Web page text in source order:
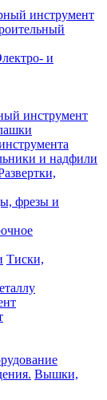
инструмент
и
инструмент
и надфили
фрезы и
Тиски,
Вышки,